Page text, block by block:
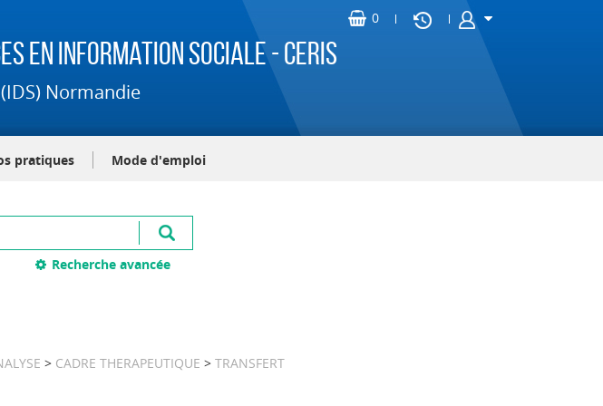
en Information Sociale - CERIS
Normandie
pratiques Mode d'emploi
Recherche avancée
> CADRE THERAPEUTIQUE > TRANSFERT